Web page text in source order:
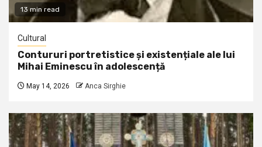
13 min read
Cultural
Contururi portretistice și existențiale ale lui
Mihai Eminescu în adolescență
May 14, 2026 Anca Sirghie